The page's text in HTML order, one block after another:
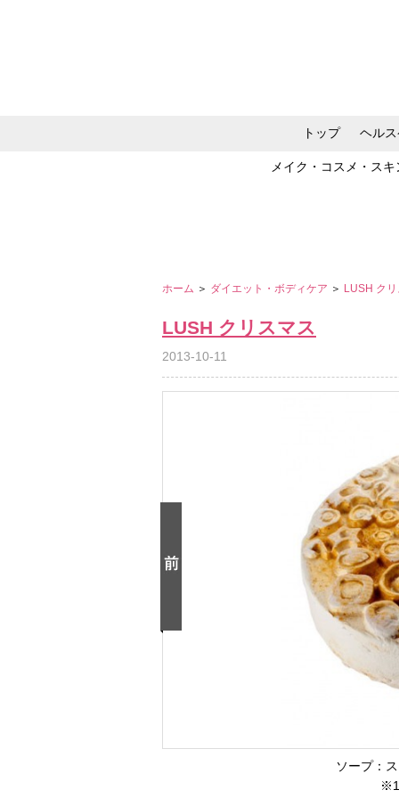
トップ ヘル
メイク・コスメ・ス
ホーム ＞ ダイエット・ボディケア ＞ LUSH ク
LUSH クリスマス
2013-10-11
ソープ：